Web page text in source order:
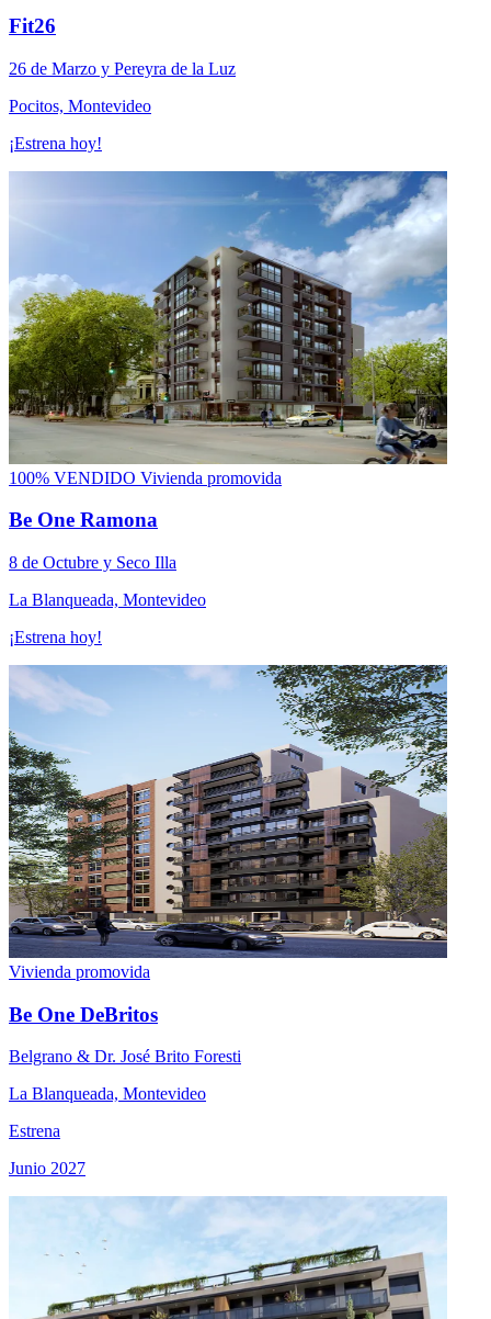
Fit26
26 de Marzo y Pereyra de la Luz
Pocitos, Montevideo
¡Estrena hoy!
100% VENDIDO Vivienda promovida
Be One Ramona
8 de Octubre y Seco Illa
La Blanqueada, Montevideo
¡Estrena hoy!
Vivienda promovida
Be One DeBritos
Belgrano & Dr. José Brito Foresti
La Blanqueada, Montevideo
Estrena
Junio 2027